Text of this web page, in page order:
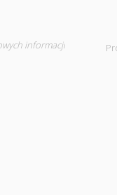
informacji